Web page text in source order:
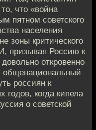
что «война
пятном советского
населения
зоны критического
призывая Россию к
откровенно
общенациональный
россиян к
годов, когда кипела
о советской